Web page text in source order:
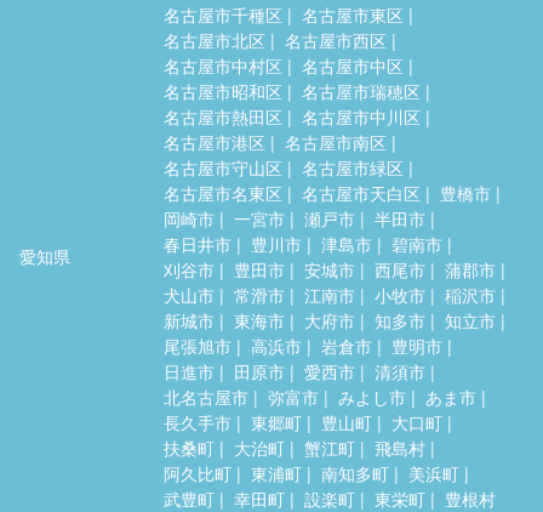
愛知県
名古屋市千種区
名古屋市東区
名古屋市北区
名古屋市西区
名古屋市中村区
名古屋市中区
名古屋市昭和区
名古屋市瑞穂区
名古屋市熱田区
名古屋市中川区
名古屋市港区
名古屋市南区
名古屋市守山区
名古屋市緑区
名古屋市名東区
名古屋市天白区
豊橋市
岡崎市
一宮市 瀬戸市
半田市
春日井市
豊川市 津島市
碧南市
刈谷市
豊田市 安城市 西尾市
蒲郡市
犬山市
常滑市 江南市 小牧市
稲沢市
新城市
東海市 大府市 知多市
知立市
尾張旭市
高浜市 岩倉市
豊明市
日進市
田原市 愛西市
清須市
北名古屋市
弥富市 みよし市
あま市
長久手市
東郷町 豊山町
大口町
扶桑町
大治町 蟹江町
飛島村
阿久比町
東浦町 南知多町
美浜町
武豊町
幸田町 設楽町 東栄町 豊根村